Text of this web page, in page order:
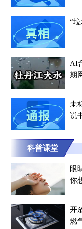
“
AI
期
未
说
科普课堂
眼
你
开
燃